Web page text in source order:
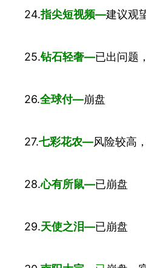
24.指尖短视频—建议观
25.钻石轻奢—已出问题
26.全球付—崩盘
27.七彩花农—风险较高
28.心有所鼠—已崩盘
29.天使之泪—已崩盘